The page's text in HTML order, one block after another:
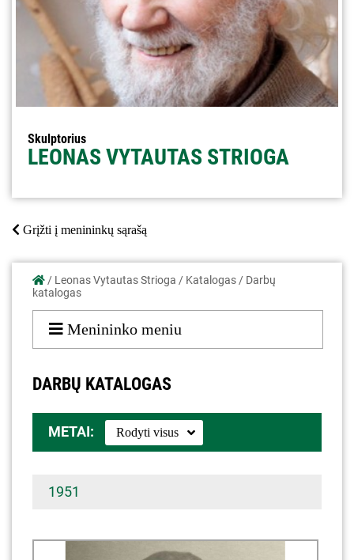
Skulptorius
LEONAS VYTAUTAS STRIOGA
Grįžti į menininkų sąrašą
/ Leonas Vytautas Strioga / Katalogas / Darbų
katalogas
Menininko meniu
DARBŲ KATALOGAS
METAI:
1951